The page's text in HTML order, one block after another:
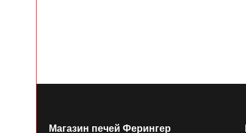
Магазин печей Ферингер